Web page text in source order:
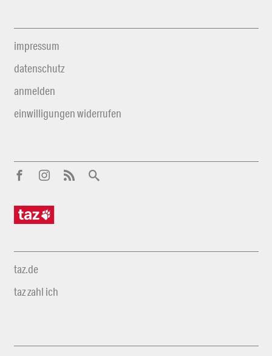
impressum
datenschutz
anmelden
einwilligungen widerrufen
taz.de
taz zahl ich